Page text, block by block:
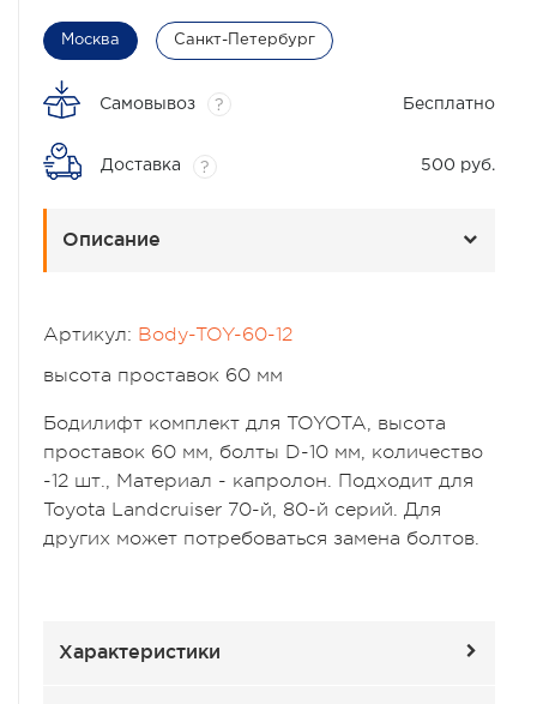
Москва Санкт-Петербург
Самовывоз ? Бесплатно
Доставка ? 500 руб.
Описание
Артикул: Body-TOY-60-12
высота проставок 60 мм
Бодилифт комплект для TOYOTA, высота
проставок 60 мм, болты D-10 мм, количество
-12 шт., Материал - капролон. Подходит для
Toyota Landcruiser 70-й, 80-й серий. Для
других может потребоваться замена болтов.
Характеристики